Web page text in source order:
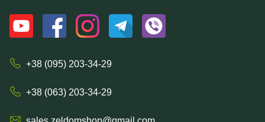
+38 (095) 203-34-29
+38 (063) 203-34-29